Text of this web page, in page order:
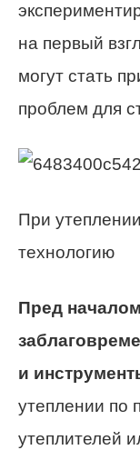
на первый
могут стать
проблем для
При
технологию
Пред
и
утеплении по
утеплителей